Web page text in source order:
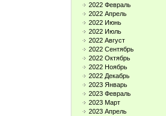
2022 Февраль
2022 Апрель
2022 Июнь
2022 Июль
2022 Август
2022 Сентябрь
2022 Октябрь
2022 Ноябрь
2022 Декабрь
2023 Январь
2023 Февраль
2023 Март
2023 Апрель